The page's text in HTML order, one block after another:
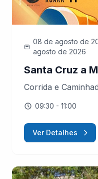
08 de agosto de
agosto de 2026
Santa Cruz a
Corrida e
09:30 - 11:00
Ver Detalhes